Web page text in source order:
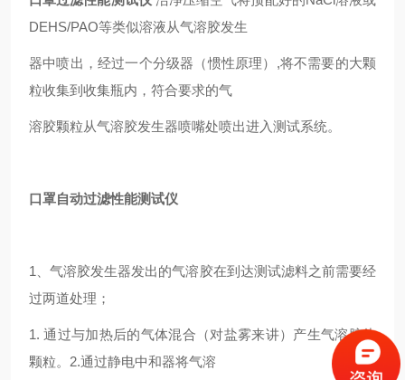
DEHS/PAO等类似溶液从气溶胶发生
器中喷出，经过一个分级器（惯性原理）,将不需要的大颗
粒收集到收集瓶内，符合要求的气
溶胶颗粒从气溶胶发生器喷嘴处喷出进入测试系统。
口罩自动过滤性能测试仪
1、气溶胶发生器发出的气溶胶在到达测试滤料之前需要经
过两道处理；
1. 通过与加热后的气体混合（对盐雾来讲）产生气溶胶盐
颗粒。2.通过静电中和器将气溶